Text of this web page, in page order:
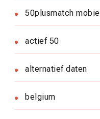
50plusmatch mobiel
actief 50
alternatief daten
belgium